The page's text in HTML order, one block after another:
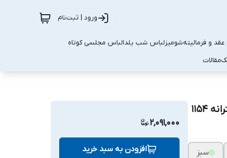
ورود | ثبت‌نام
و فرمالیتهشومیزلباس شب یلدالباس مجلسی کوتاه
مقالات
سبز
2,091,000
افزودن به سبد خرید